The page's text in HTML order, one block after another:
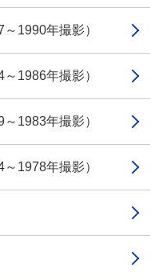
1990年撮影）
1986年撮影）
1983年撮影）
1978年撮影）